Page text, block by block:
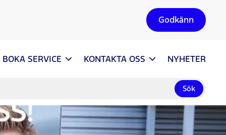
Godkänn
BOKA SERVICE KONTAKTA OSS NYHETER
Sök